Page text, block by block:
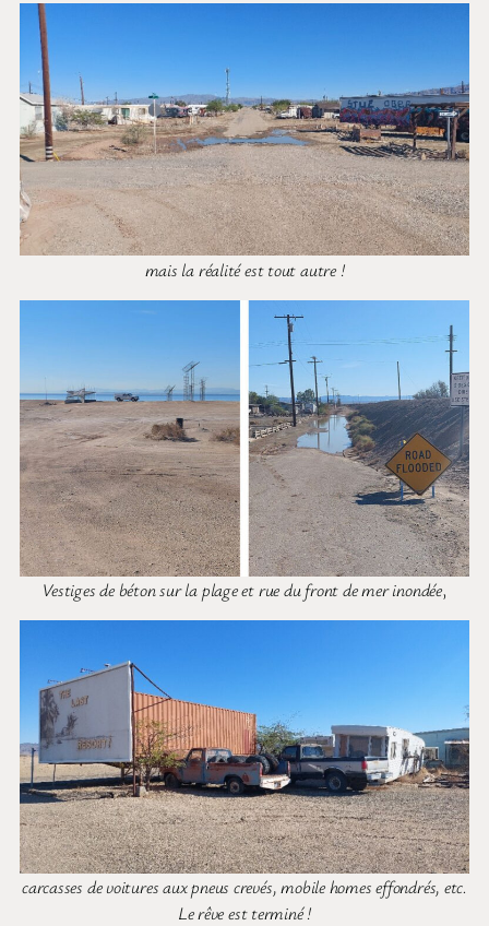
mais la réalité est tout autre !
Vestiges de béton sur la plage et rue du front de mer inondée,
carcasses de voitures aux pneus crevés, mobile homes effondrés, etc.
Le rêve est terminé !